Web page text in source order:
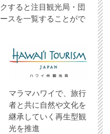
すると注目観光局・団
スを一覧することがで
マラマハワイで、旅行
者と共に自然や文化を
継承していく再生型観
光を推進